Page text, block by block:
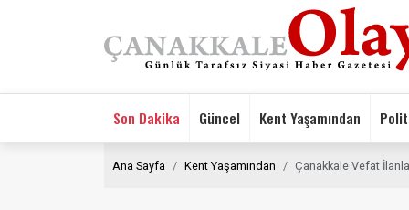
Son Dakika Güncel Kent Yaşamından
Ana Sayfa Kent Yaşamından Çanakkale Vefat